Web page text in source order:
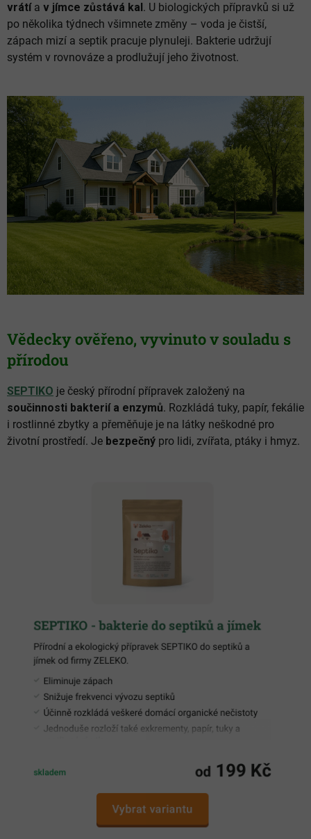
vrátía v jímce zůstává kal . U biologických přípravků si už
po několika týdnech všimnete změny – voda je čistší,
zápach mizí a septik pracuje plynuleji. Bakterie udržují
systém v rovnováze a prodlužují jeho životnost.
Vědecky ověřeno, vyvinuto v souladu s
přírodou
SEPTIKO je český přírodní přípravek založený na
součinnosti bakterií a enzymů. Rozkládá tuky, papír, fekálie
i rostlinné zbytky a přeměňuje je na látky neškodné pro
životní prostředí. Je bezpečný pro lidi, zvířata, ptáky i hmyz.